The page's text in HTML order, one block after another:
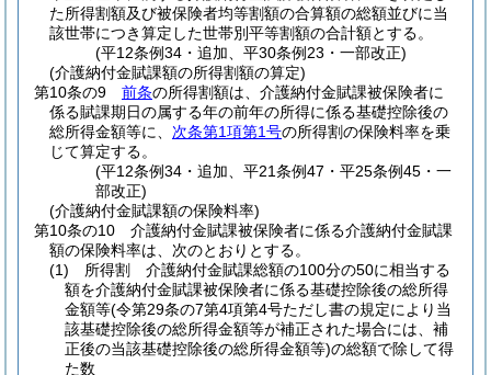
た所得割額及び被保険者均等割額の合算額の総額並びに当
該世帯につき算定した世帯別平等割額の合計額とする。
(平12条例34・追加、平30条例23・一部改正)
(介護納付金賦課額の所得割額の算定)
第10条の9
前条の所得割額は、介護納付金賦課被保険者に
係る賦課期日の属する年の前年の所得に係る基礎控除後の
総所得金額等に、 次条第1項第1号の所得割の保険料率を乗
じて算定する。
(平12条例34・追加、平21条例47・平25条例45・一
部改正)
(介護納付金賦課額の保険料率)
第10条の10
介護納付金賦課被保険者に係る介護納付金賦課
額の保険料率は、次のとおりとする。
(1)
所得割 介護納付金賦課総額の100分の50に相当する
額を介護納付金賦課被保険者に係る基礎控除後の総所得
金額等(令第29条の7第4項第4号ただし書の規定により当
該基礎控除後の総所得金額等が補正された場合には、補
正後の当該基礎控除後の総所得金額等)の総額で除して得
た数